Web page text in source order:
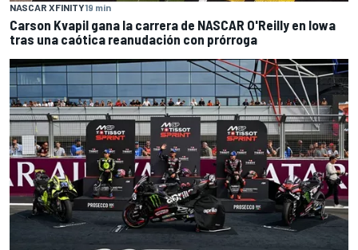
NASCAR XFINITY19 min
Carson Kvapil gana la carrera de NASCAR O'Reilly en Iowa
tras una caótica reanudación con prórroga